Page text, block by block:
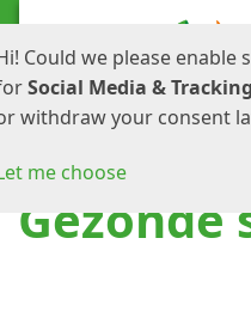
Gezonde
Could we please enable
Social Media & Tracking
withdraw your consent
me choose